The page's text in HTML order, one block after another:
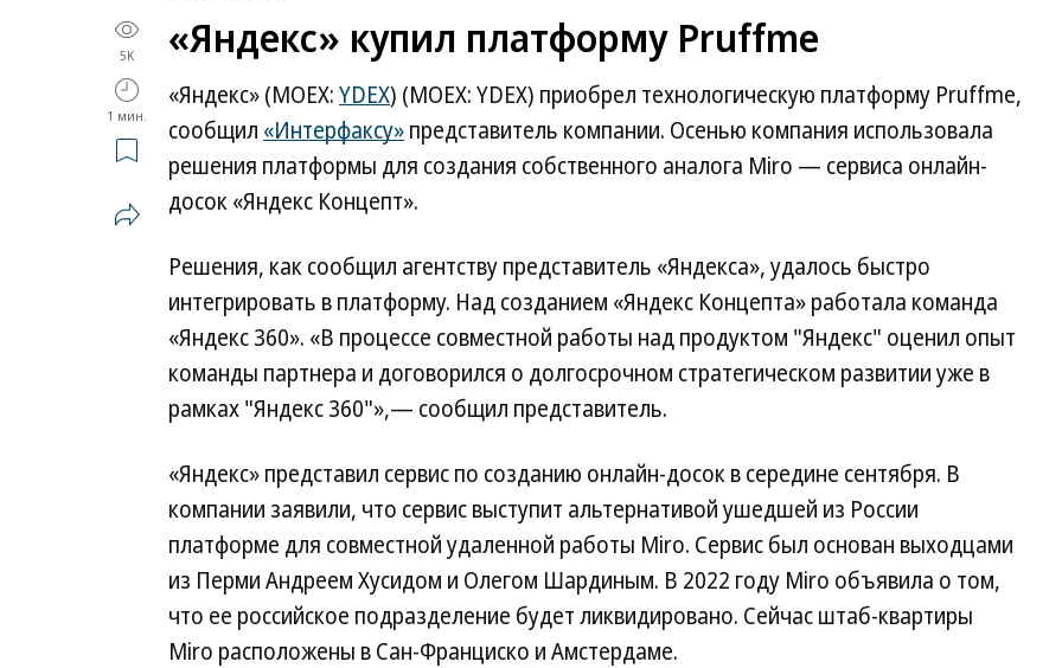
5K
1 мин.
«Яндекс» купил платформу Pruffme
«Яндекс» (MOEX:YDEX) (MOEX: YDEX) приобрел технологическую платформу Pruffme,
сообщил «Интерфаксу»представитель компании. Осенью компания использовала
решения платформы для создания собственного аналога Miro — сервиса онлайн-
досок «Яндекс Концепт».
Решения, как сообщил агентству представитель «Яндекса», удалось быстро
интегрировать в платформу. Над созданием «Яндекс Концепта» работала команда
«Яндекс 360». «В процессе совместной работы над продуктом "Яндекс" оценил опыт
команды партнера и договорился о долгосрочном стратегическом развитии уже в
рамках "Яндекс 360"»,— сообщил представитель.
«Яндекс» представил сервис по созданию онлайн-досок в середине сентября. В
компании заявили, что сервис выступит альтернативой ушедшей из России
платформе для совместной удаленной работы Miro. Сервис был основан выходцами
из Перми Андреем Хусидом и Олегом Шардиным. В 2022 году Miro объявила о том,
что ее российское подразделение будет ликвидировано. Сейчас штаб-квартиры
Miro расположены в Сан-Франциско и Амстердаме.